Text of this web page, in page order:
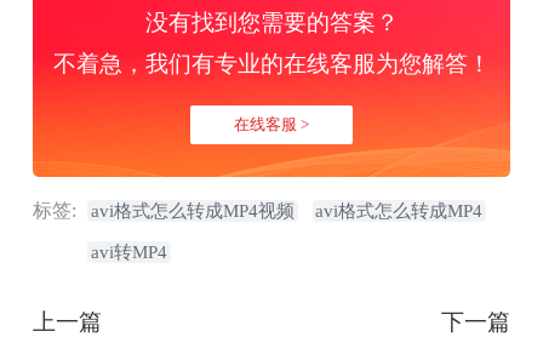
没有找到您需要的答案？
不着急，我们有专业的在线客服为您解答！
在线客服 >
标签: avi格式怎么转成MP4视频 avi格式怎么转成MP4
avi转MP4
上一篇 下一篇